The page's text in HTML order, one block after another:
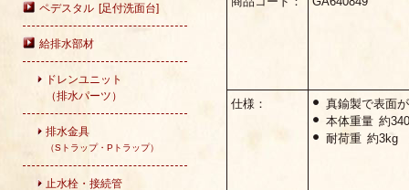
ペデスタル [足付洗面台]
給排水部材
ドレンユニット
（排水パーツ）
排水金具
（Sトラップ・Pトラップ）
止水栓・接続管
仕様：
真鍮製で表面
本体重量 約
耐荷重 約3kg